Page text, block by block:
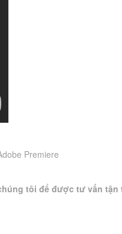
Premiere
tôi để được tư vấn tận